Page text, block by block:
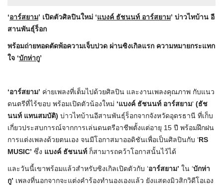
‘อาร์สยาม’ เปิดตัวศิลปินใหม่ ‘แบงค์ ธัชนนท์ อาร์สยาม’ บ่าวไทบ้าน อี
สานพันธุ์ร็อก
พร้อมถ่ายทอดตัดพ้อความเจ็บปวด ผ่านซิงเกิลแรก ความหมายกระแทก
ใจ ‘บักห่ากู’
‘อาร์สยาม’ ค่ายเพลงที่เต็มไปด้วยศิลปิน และงานเพลงคุณภาพ กับแนว
ดนตรีที่ไร้ขอบ พร้อมเปิดตัวน้องใหม่ ‘แบงค์ ธัชนนท์ อาร์สยาม‘ (ธัช
นนท์ แทนสมบัติ) บ่าวไทบ้านอีสานพันธุ์ร็อกจากจังหวัดอุดรธานี ที่เก็บ
เกี่ยวประสบการณ์จากการเล่นดนตรีอาชีพตั้งแต่อายุ 15 ปี พร้อมฝึกฝน
การแต่งเพลงด้วยตนเอง จนมีโอกาสมาออดิชันเพื่อเป็นศิลปินกับ ‘RS
MUSIC’ ซึ่ง แบงค์ ธัชนนท์ ก็สามารถคว้าโอกาสนั้นไว้ได้
และวันนี้เขาพร้อมแล้วสำหรับซิงเกิลเปิดตัวกับ ‘อาร์สยาม’ ใน ‘บักห่า
กู’ เพลงที่นอกจากจะแต่งคำร้องทำนองเองแล้ว ยังแสดงมิวสิกวิดีโอเอง